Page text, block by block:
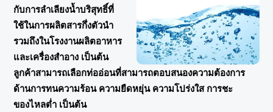
กับการลำเลียงน้ำบริสุทธิ์ที่
ใช้ในการผลิตสารกึ่งตัวนำ
รวมถึงในโรงงานผลิตอาหาร
และเครื่องสำอาง เป็นต้น
ลูกค้าสามารถเลือกท่ออ่อนที่สามารถตอบสนองความต้องการ
ด้านการทนความร้อน ความยืดหยุ่น ความโปร่งใส การชะ
ของไหลต่ำ เป็นต้น